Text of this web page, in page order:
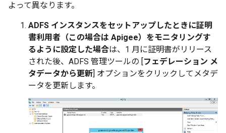
よって異なります。
ADFS インスタンスをセットアップしたときに証明
書利用者（この場合は Apigee）をモニタリングす
るように設定した場合は、1 月に証明書がリリース
された後、ADFS 管理ツールの [フェデレーション メ
タデータから更新] オプションをクリックしてメタデ
ータを更新します。